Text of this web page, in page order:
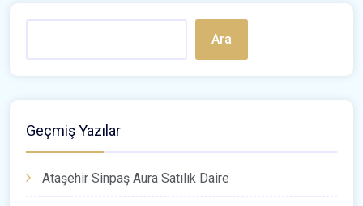
Ara
Geçmiş Yazılar
Ataşehir Sinpaş Aura Satılık Daire